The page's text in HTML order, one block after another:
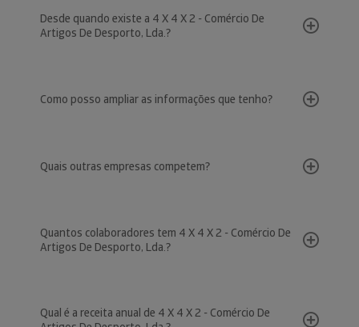
Desde quando existe a 4 X 4 X 2 - Comércio De
Artigos De Desporto, Lda.?
Como posso ampliar as informações que tenho?
Quais outras empresas competem?
Quantos colaboradores tem 4 X 4 X 2 - Comércio De
Artigos De Desporto, Lda.?
Qual é a receita anual de 4 X 4 X 2 - Comércio De